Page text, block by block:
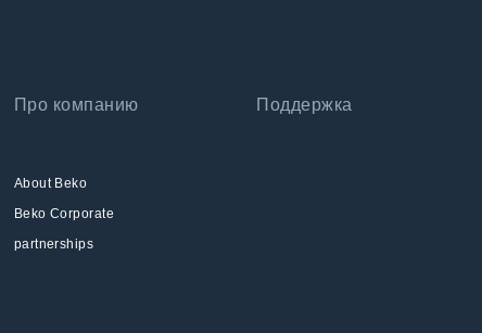
Про компанию
About Beko
Beko Corporate
partnerships
Поддержка